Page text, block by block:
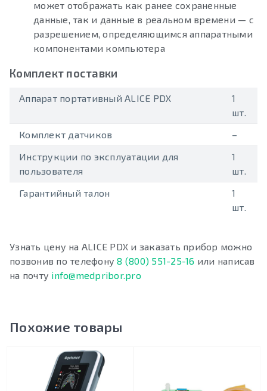
может отображать как ранее сохраненные
данные, так и данные в реальном времени — с
разрешением, определяющимся аппаратными
компонентами компьютера
Комплект поставки
Аппарат портативный ALICE PDX
1
шт.
Комплект датчиков
–
Инструкции по эксплуатации для
пользователя
1
шт.
Гарантийный талон
1
шт.
Узнать цену на ALICE PDX и заказать прибор можно
позвонив по телефону8 (800) 551-25-16 или написав
на почту info@medpribor.pro
Похожие товары